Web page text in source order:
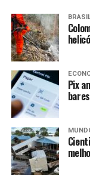
Anualmente,
estudantes
inscritos no
Estudantes
coordenador do
Também podem
que querem
concurso público
promovido por
que aderiram
Pix